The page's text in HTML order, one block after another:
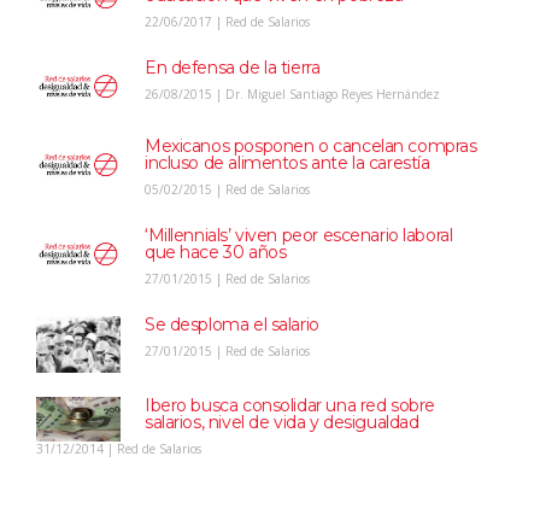
22/06/2017 | Red de Salarios
En defensa de la tierra
26/08/2015 | Dr. Miguel Santiago Reyes Hernández
Mexicanos posponen o cancelan compras
incluso de alimentos ante la carestía
05/02/2015 | Red de Salarios
‘Millennials’ viven peor escenario laboral
que hace 30 años
27/01/2015 | Red de Salarios
Se desploma el salario
27/01/2015 | Red de Salarios
Ibero busca consolidar una red sobre
salarios, nivel de vida y desigualdad
31/12/2014 | Red de Salarios